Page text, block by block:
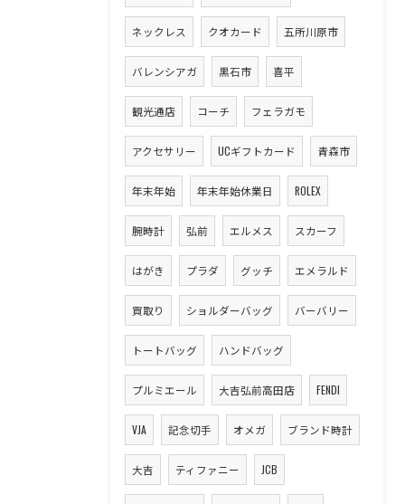
ネックレス クオカード 五所川原市
バレンシアガ 黒石市 喜平
観光通店 コーチ フェラガモ
アクセサリー UCギフトカード 青森市
年末年始 年末年始休業日 ROLEX
腕時計 弘前 エルメス スカーフ
はがき プラダ グッチ エメラルド
買取り ショルダーバッグ バーバリー
トートバッグ ハンドバッグ
プルミエール 大吉弘前高田店 FENDI
VJA 記念切手 オメガ ブランド時計
大吉 ティファニー JCB